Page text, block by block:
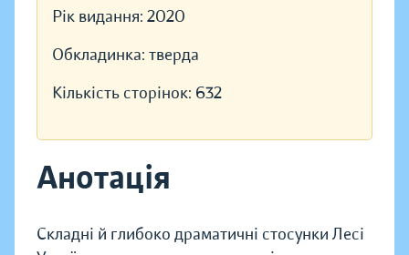
Рік видання: 2020
Обкладинка: тверда
Кількість сторінок: 632
Анотація
Складні й глибоко драматичні стосунки Лесі